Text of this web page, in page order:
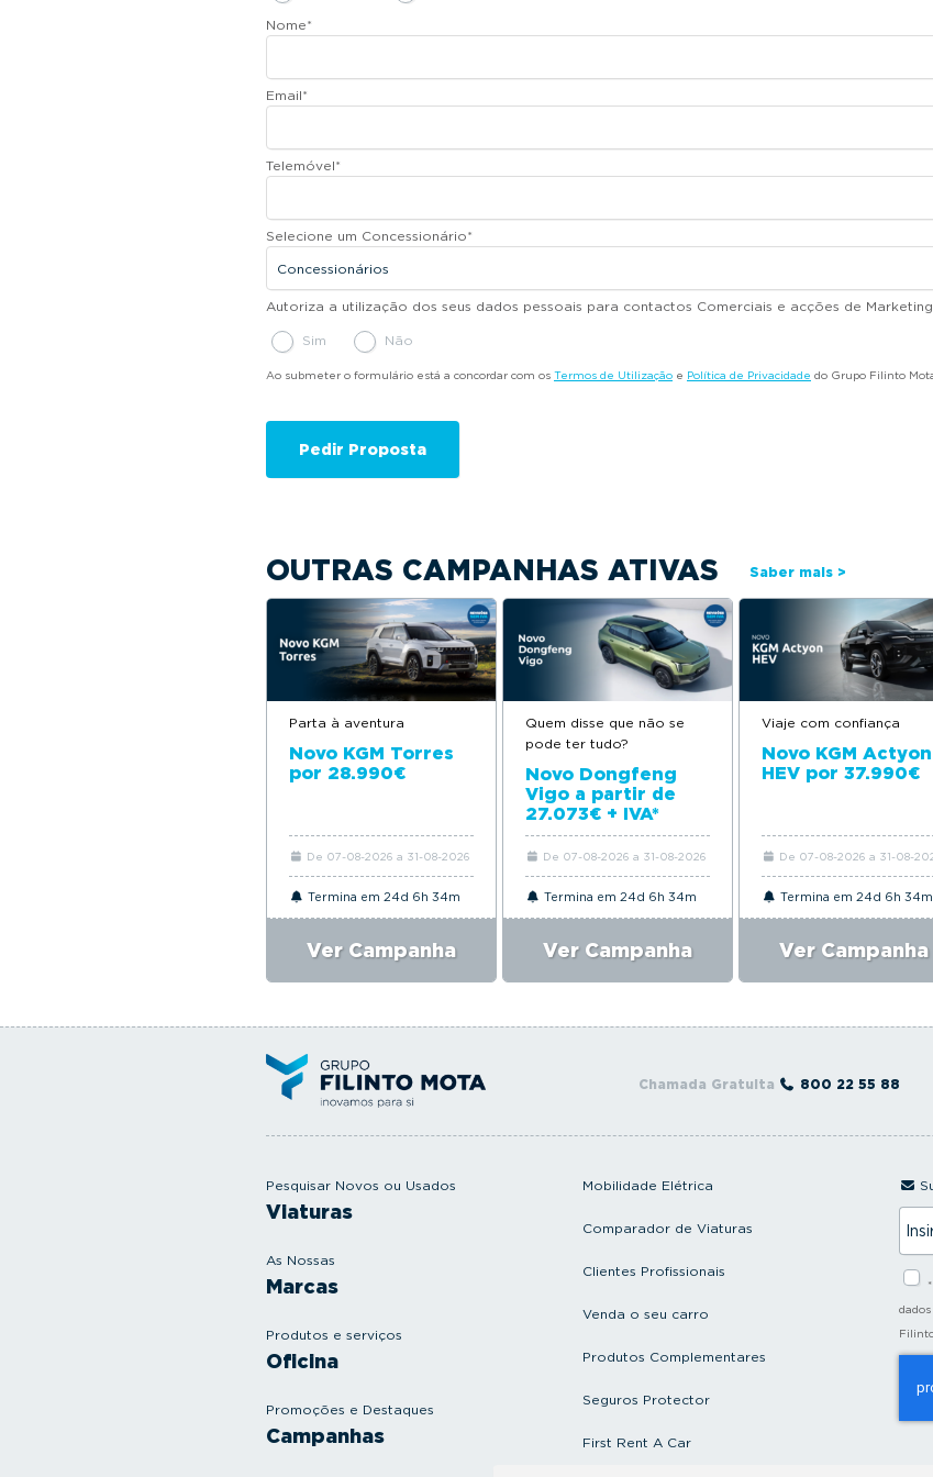
Nome*
Email*
Telemóvel*
Selecione um Concessionário*
Autoriza a utilização dos seus dados pessoais para contactos Comerciais e acções de
Sim Não
Ao submeter o formulário está a concordar com os Termos de Utilização e Política de Privacidade do Grupo Filinto
OUTRAS CAMPANHAS ATIVAS Saber mais >
Parta à aventura
Novo KGM Torres
por 28.990€
De 07-08-2026 a 31-08-2026
Termina em 24d 6h 34m
Ver Campanha
Quem disse que não se
pode ter tudo?
Novo Dongfeng
Vigo a partir de
27.073€ + IVA*
De 07-08-2026 a 31-08-2026
Termina em 24d 6h 34m
Ver Campanha
Viaje com confiança
Novo KGM Actyon
HEV por 37.990€
De 07-08-2026 a 31-08-
Termina em 24d 6h 34m
Ver Campanha
Chamada Gratuita 800 22 55 88
Pesquisar Novos ou Usados
Viaturas
As Nossas
Marcas
Produtos e serviços
Oficina
Promoções e Destaques
Campanhas
Mobilidade Elétrica
Comparador de Viaturas
Clientes Profissionais
Venda o seu carro
Produtos Complementares
Seguros Protector
First Rent A Car
s
r
a
s
e
a